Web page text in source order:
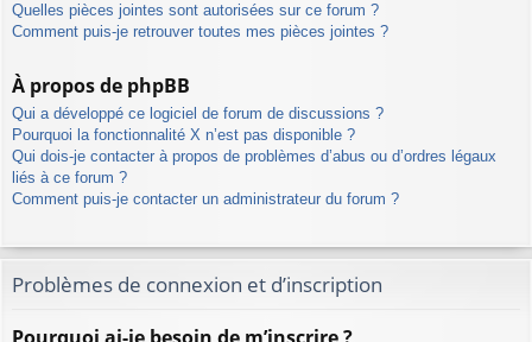
Quelles pièces jointes sont autorisées sur ce forum ?
Comment puis-je retrouver toutes mes pièces jointes ?
À propos de phpBB
Qui a développé ce logiciel de forum de discussions ?
Pourquoi la fonctionnalité X n’est pas disponible ?
Qui dois-je contacter à propos de problèmes d’abus ou d’ordres légaux
liés à ce forum ?
Comment puis-je contacter un administrateur du forum ?
Problèmes de connexion et d’inscription